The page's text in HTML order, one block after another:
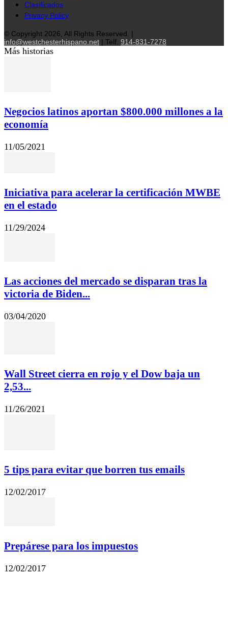
Clasificados
Privacy Policy
© Copyright 2026, All Rights Reserved. |
info@westchesterhispano.net | Telf. 914-831-7278
Más historias
Negocios latinos aportan $800.000 millones a la
economía
11/05/2021
Iniciativa para acelerar la certificación MWBE
en el estado
11/29/2024
Las acciones del mercado se disparan tras la
victoria de Biden...
03/04/2020
Wall Street cierra en rojo y el Dow baja un
2,53...
11/26/2021
5 tips para evitar que borren tus emails
12/02/2017
Prepárese para los impuestos
12/02/2017